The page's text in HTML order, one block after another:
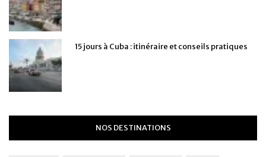
15 jours à Cuba : itinéraire et conseils pratiques
NOS DESTINATIONS